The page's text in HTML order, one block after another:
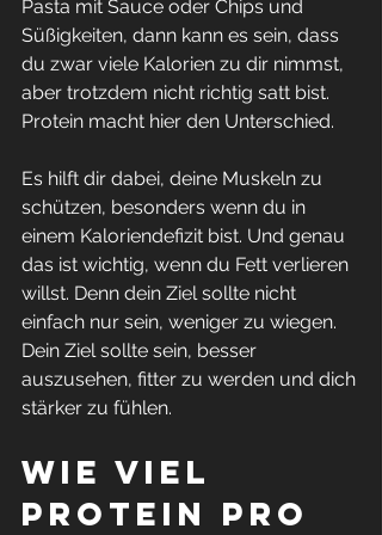
Pasta mit Sauce oder Chips und
Süßigkeiten, dann kann es sein, dass
du zwar viele Kalorien zu dir nimmst,
aber trotzdem nicht richtig satt bist.
Protein macht hier den Unterschied.
Es hilft dir dabei, deine Muskeln zu
schützen, besonders wenn du in
einem Kaloriendefizit bist. Und genau
das ist wichtig, wenn du Fett verlieren
willst. Denn dein Ziel sollte nicht
einfach nur sein, weniger zu wiegen.
Dein Ziel sollte sein, besser
auszusehen, fitter zu werden und dich
stärker zu fühlen.
Wie viel
Protein pro